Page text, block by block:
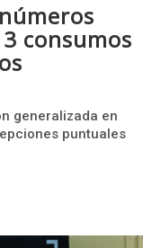
consumos
generalizada en
puntuales